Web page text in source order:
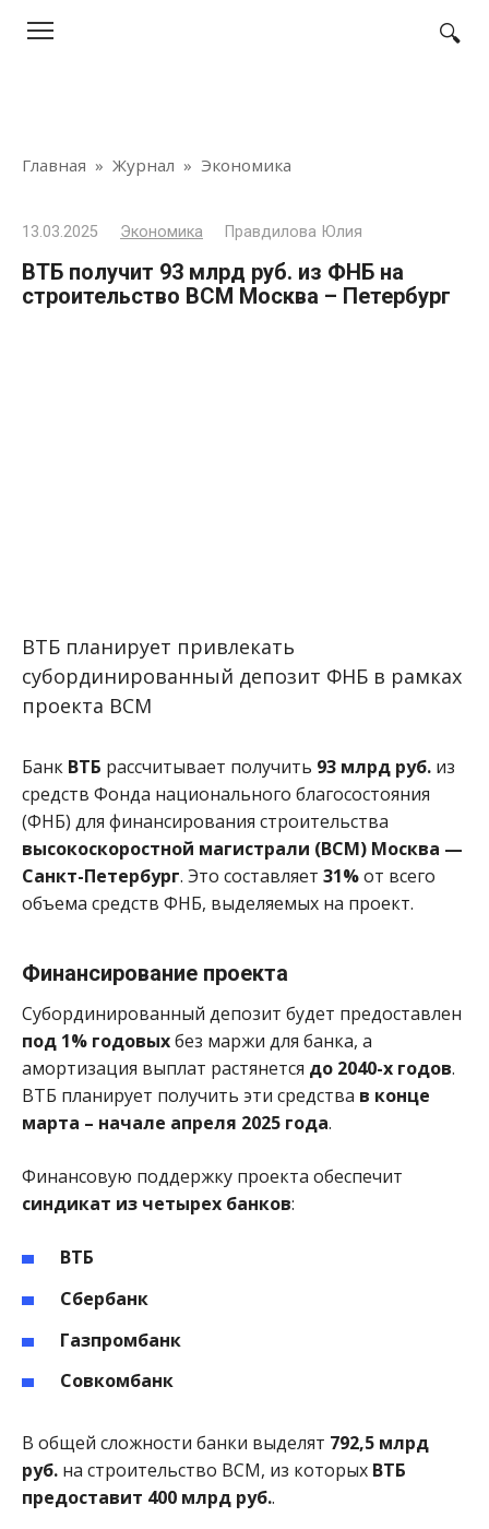
Главная » Журнал » Экономика
13.03.2025 Экономика Правдилова Юлия
ВТБ получит 93 млрд руб. из ФНБ на
строительство ВСМ Москва – Петербург
ВТБ планирует привлекать
субординированный депозит ФНБ в рамках
проекта ВСМ
Банк ВТБ рассчитывает получить 93 млрд руб. из
средств Фонда национального благосостояния
(ФНБ) для финансирования строительства
высокоскоростной магистрали (ВСМ) Москва —
Санкт-Петербург. Это составляет 31%от всего
объема средств ФНБ, выделяемых на проект.
Финансирование проекта
Субординированный депозит будет предоставлен
под 1% годовыхбез маржи для банка, а
амортизация выплат растянется до 2040-х годов.
ВТБ планирует получить эти средства в конце
марта – начале апреля 2025 года.
Финансовую поддержку проекта обеспечит
синдикат из четырех банков:
ВТБ
Сбербанк
Газпромбанк
Совкомбанк
В общей сложности банки выделят 792,5 млрд
руб. на строительство ВСМ, из которых ВТБ
предоставит 400 млрд руб..